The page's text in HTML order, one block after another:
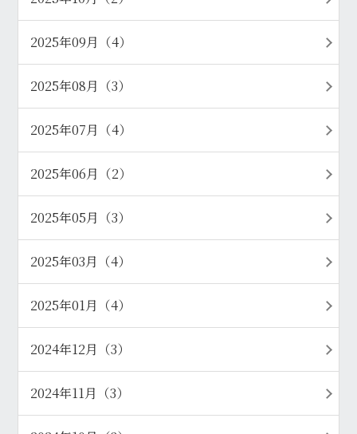
2025年09月（4）
2025年08月（3）
2025年07月（4）
2025年06月（2）
2025年05月（3）
2025年03月（4）
2025年01月（4）
2024年12月（3）
2024年11月（3）